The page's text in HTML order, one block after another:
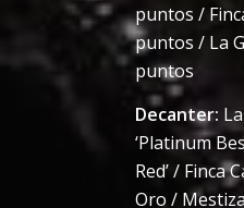
puntos /
puntos / La
puntos
Decanter:
‘Platinum
Red’ / Finca
Oro /